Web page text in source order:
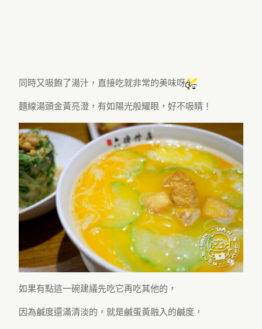
同時又吸飽了湯汁，直接吃就非常的美味呀
麵線湯頭金黃亮澄，有如陽光般耀眼，好不吸睛！
如果有點這一碗建議先吃它再吃其他的，
因為鹹度還滿清淡的，就是鹹蛋黃融入的鹹度，